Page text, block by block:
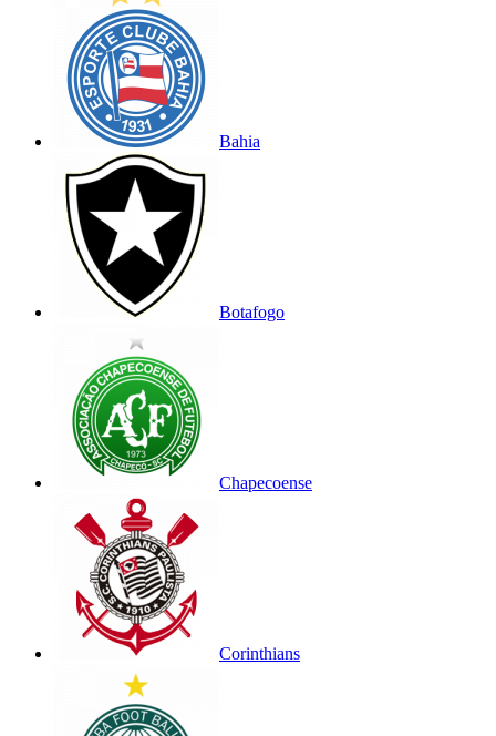
Bahia
Botafogo
Chapecoense
Corinthians